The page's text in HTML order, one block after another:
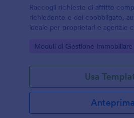
Raccogli richieste di affitto
richiedente e del coobbligato,
ideale per proprietari e agenzie
Go to Category:
Moduli di Gestione Immobiliare
Usa
Anteprima